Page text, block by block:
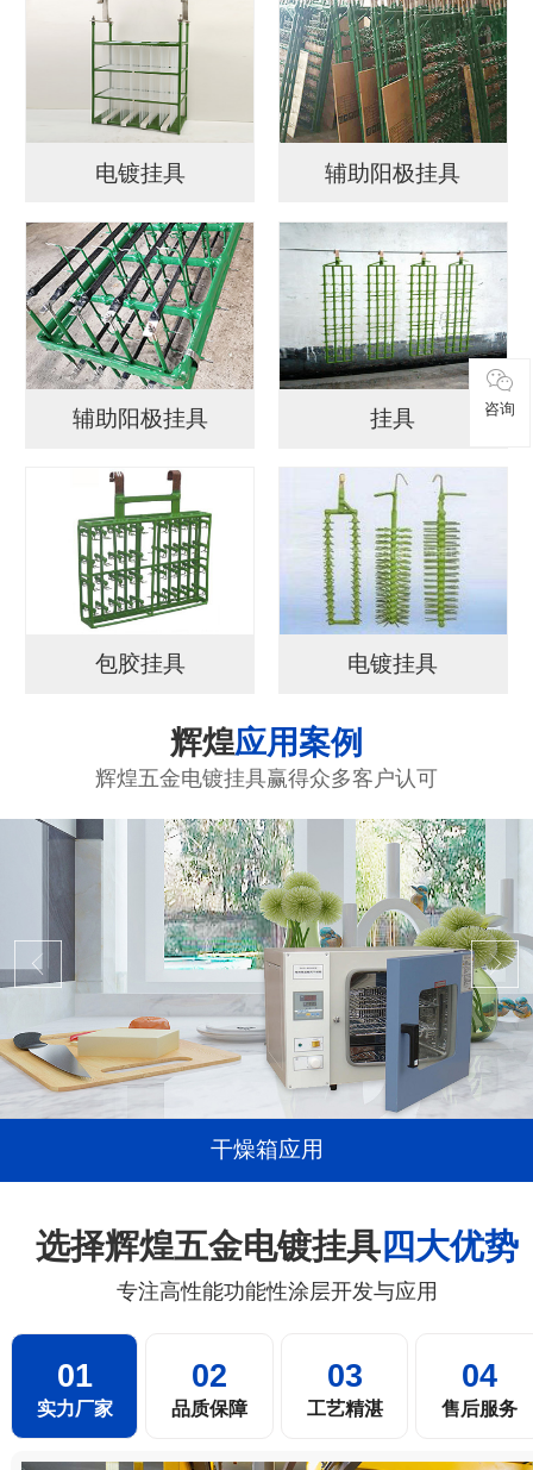
电镀挂具 辅助阳极挂具
辅助阳极挂具 挂具
包胶挂具 电镀挂具
辉煌应用案例
辉煌五金电镀挂具赢得众多客户认可
干燥箱应用
选择辉煌五金电镀挂具四大优势
专注高性能功能性涂层开发与应用
01
实力厂家
02
品质保障
03
工艺精湛
04
售后服务
咨询